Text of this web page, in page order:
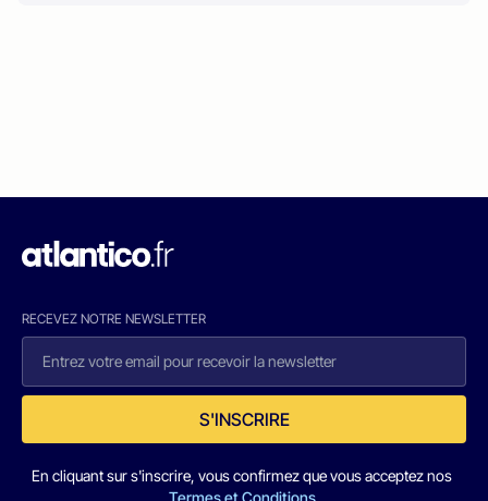
RECEVEZ NOTRE NEWSLETTER
S'INSCRIRE
En cliquant sur s'inscrire, vous confirmez que vous acceptez nos
Termes et Conditions